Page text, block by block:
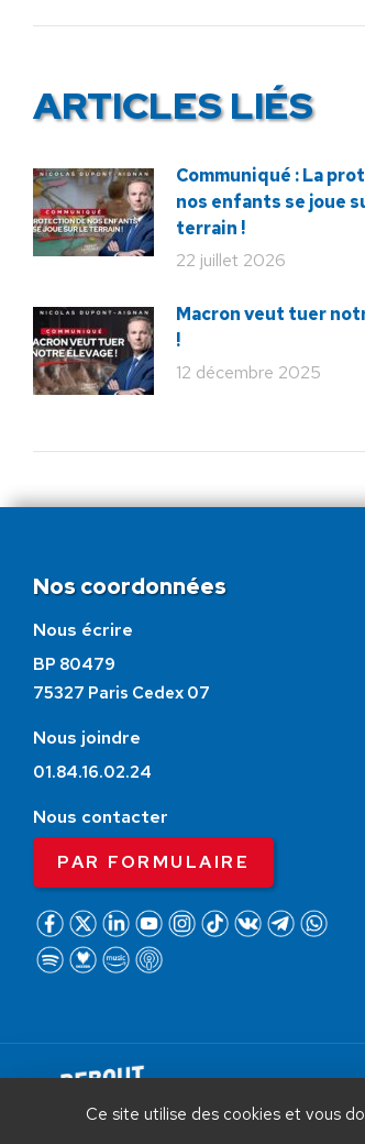
ARTICLES LIÉS
Communiqué : La
nos enfants se joue
terrain !
22 juillet 2026
Macron veut tuer
!
12 décembre 2025
Nos coordonnées
Nous écrire
BP 80479
75327 Paris Cedex 07
Nous joindre
01.84.16.02.24
Nous contacter
PAR FORMULAIRE
AIDEZ NOUS
Ce site utilise des cookies et vous